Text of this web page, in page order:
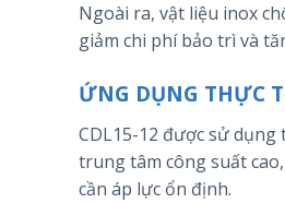
Ngoài ra, vật liệu inox
giảm chi phí bảo trì và
ỨNG DỤNG THỰC
CDL15-12 được sử
trung tâm công suất
cần áp lực ổn định.